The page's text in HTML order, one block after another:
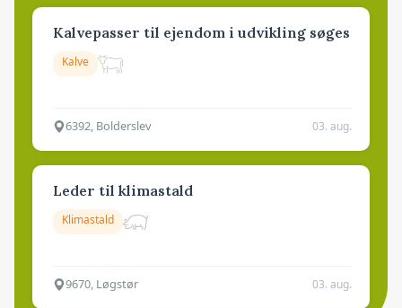
Kalvepasser til ejendom i udvikling søges
Kalve
6392, Bolderslev 03. aug.
Leder til klimastald
Klimastald
9670, Løgstør 03. aug.